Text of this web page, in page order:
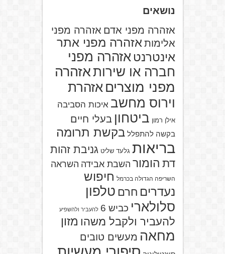
נושאים
אזהרה מפני אדם אזהרה מפני
אלימות אזהרה מפני אתר
אינטרנט אזהרה מפני
חברה או שירותאזהרה
מפני מוצרים אזהרת
וירוס מחשב איכות הסביבה
אילן רמון ביטחון בעלי חיים
בקשה להתפלל בקשת תרומה
בריאות גלעד שליט גניבת זהות
דת הומור השבת אבידה השראה
השריפה הגדולה בכרמל חיפוש
נעדרים חרם טלפון
סלולארי כביש 6 להעביר ולהשפיע
להעביר ולקבל משהו מזון
מחאה מעשים טובים